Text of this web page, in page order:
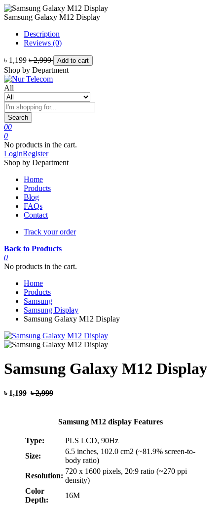
Samsung Galaxy M12 Display
Description
Reviews (0)
৳ 1,199 ৳ 2,999 Add to cart
Shop by Department
All
Search
00
0
No products in the cart.
LoginRegister
Shop by Department
Home
Products
Blog
FAQs
Contact
Track your order
Back to Products
0
No products in the cart.
Home
Products
Samsung
Samsung Display
Samsung Galaxy M12 Display
Samsung Galaxy M12 Display
৳ 1,199 ৳ 2,999
Samsung M12 display Features
Type:
PLS LCD, 90Hz
Size:
6.5 inches, 102.0 cm2 (~81.9% screen-to-
body ratio)
Resolution:
720 x 1600 pixels, 20:9 ratio (~270 ppi
density)
Color
Depth:
16M